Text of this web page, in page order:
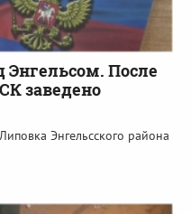
Энгельсом. После
заведено
Энгельсского района